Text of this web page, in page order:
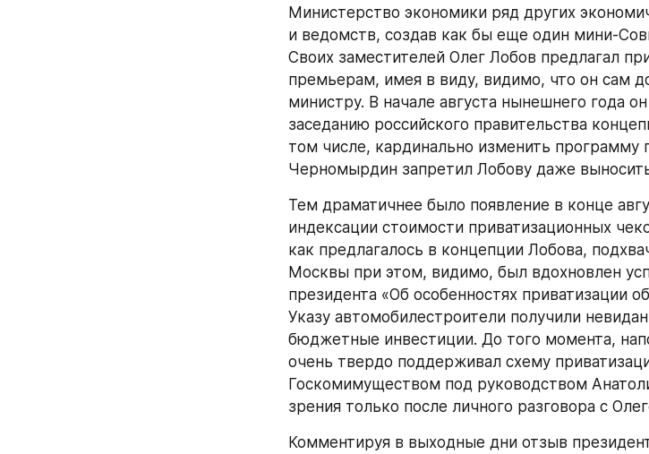
Министерство экономики ряд других
и ведомств, создав как бы еще один мини-
Своих заместителей Олег Лобов предлагал
премьерам, имея в виду, видимо, что он сам
министру. В начале августа нынешнего года
заседанию российского правительства
том числе, кардинально изменить программу
Черномырдин запретил Лобову даже
Тем драматичнее было появление в конце
индексации стоимости приватизационных
как предлагалось в концепции Лобова,
Москвы при этом, видимо, был вдохновлен
президента «Об особенностях приватизации
Указу автомобилестроители получили
бюджетные инвестиции. До того момента,
очень твердо поддерживал схему
Госкомимуществом под руководством
зрения только после личного разговора с
Комментируя в выходные дни отзыв